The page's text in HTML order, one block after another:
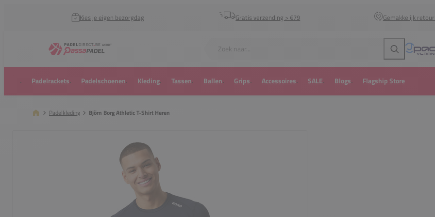
Kies je eigen bezorgdag Gratis verzending > €79 Gemakkelijk
Zoeken
Padelrackets Padelschoenen Kleding Tassen Ballen Grips Accessoires SALE Blogs Flagship Store
Padelkleding Björn Borg Athletic T-Shirt Heren